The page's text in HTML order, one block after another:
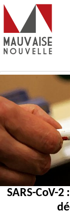
SARS-CoV-